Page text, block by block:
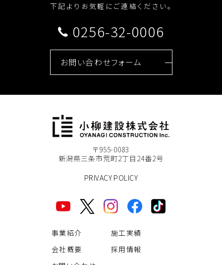
下記よりお気軽にご連絡ください。
0256-32-0006
お問い合わせフォーム
〒955-0083
新潟県三条市荒町2丁目24番2号
PRIVACY POLICY
事業紹介
施工実績
会社概要
採用情報